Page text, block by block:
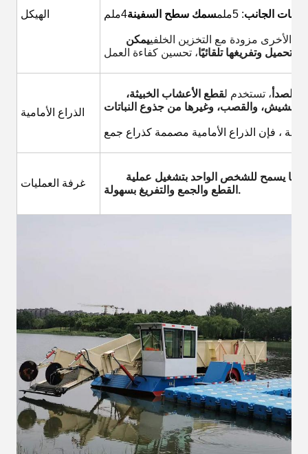
الهيكل الجانب: 5ملم سمك سطح السفينة4ملم
يمكن
تحميل وتفريغها تلقائيًا
الذراع الأمامية
للصدأ ، تستخدم لقطع الأعشاب الخبيثة،
غرفة العمليات
مما يسمح للشخص الواحد بتشغيل عملية
القطع والجمع والتفريغ بسهولة.